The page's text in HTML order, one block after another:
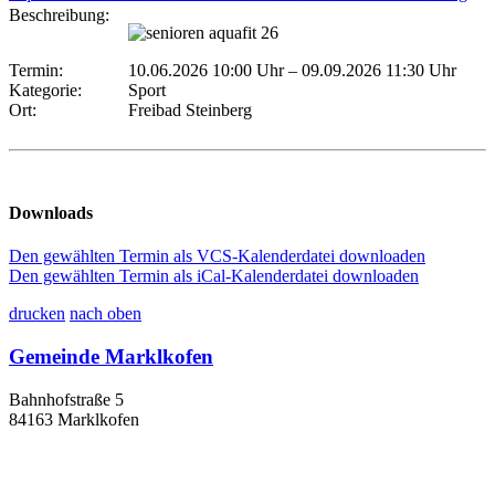
Beschreibung:
Termin: 10.06.2026 10:00 Uhr– 09.09.2026 11:30 Uhr
Kategorie:
Sport
Ort:
Freibad Steinberg
Downloads
Den gewählten Termin als VCS-Kalenderdatei downloaden
Den gewählten Termin als iCal-Kalenderdatei downloaden
drucken nach oben
Gemeinde Marklkofen
Bahnhofstraße 5
84163 Marklkofen